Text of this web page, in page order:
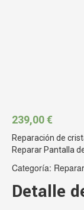
239,00€
Reparación de
Reparar Pantalla
Categoría:
Detalle